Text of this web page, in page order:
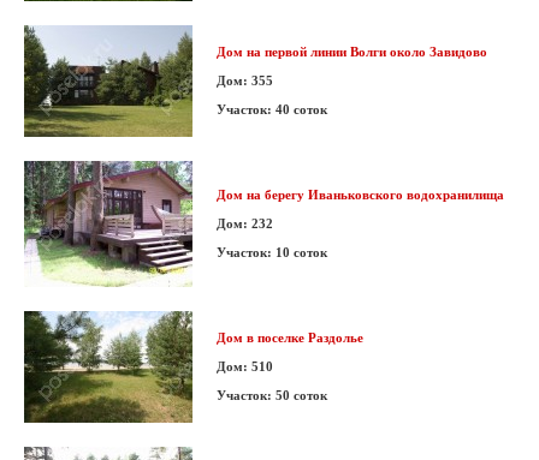
Дом на первой линии Волги около Завидово
Дом: 355
Участок: 40 соток
Дом на берегу Иваньковского водохранилища
Дом: 232
Участок: 10 соток
Дом в поселке Раздолье
Дом: 510
Участок: 50 соток